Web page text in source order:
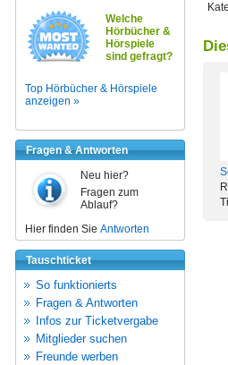
Welche
Hörbücher &
Hörspiele
sind gefragt?
Top Hörbücher & Hörspiele
anzeigen »
Fragen & Antworten
Neu hier?
Fragen zum
Ablauf?
Hier finden Sie Antworten
Tauschticket
So funktionierts
Fragen & Antworten
Infos zur Ticketvergabe
Mitglieder suchen
Freunde werben